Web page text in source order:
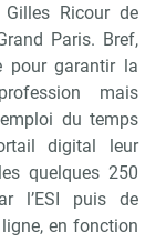
Ricour de
Paris. Bref,
pour garantir la
mais
du temps
digital leur
quelques 250
l’ESI puis de
en fonction